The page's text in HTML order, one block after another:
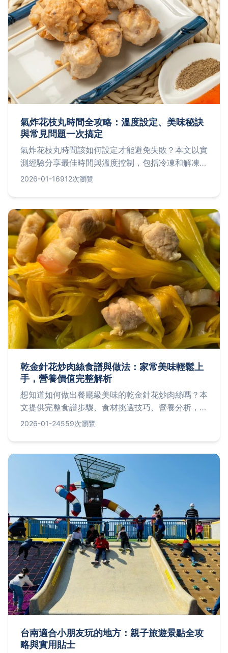
氣炸花枝丸時間全攻略：溫度設定、美味秘訣
與常見問題一次搞定
氣炸花枝丸時間該如何設定才能避免失敗？本文以實
測經驗分享最佳時間與溫度控制，包括冷凍和解凍花
枝丸的差異、常見錯誤避免方法，以及個人技巧分
時間的所有疑問。
2026-01-16912次瀏覽
乾金針花炒肉絲食譜與做法：家常美味輕鬆上
手，營養價值完整解析
想知道如何做出餐廳級美味的乾金針花炒肉絲嗎？本
文提供完整食譜步驟、食材挑選技巧、營養分析，並
解答常見問題，讓您輕鬆掌握這道台灣經典家常菜。
2026-01-24559次瀏覽
台南適合小朋友玩的地方：親子旅遊景點全攻
略與實用貼士